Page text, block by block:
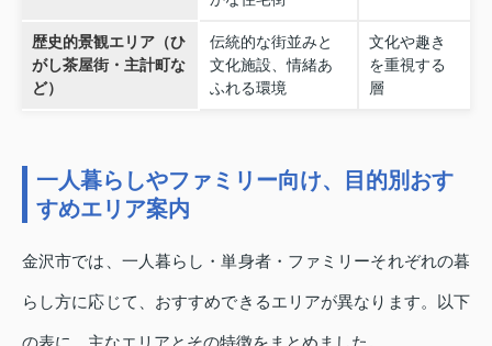
歴史的景観エリア（ひ
がし茶屋街・主計町な
ど）
伝統的な街並みと
文化施設、情緒あ
ふれる環境
文化や趣き
を重視する
層
一人暮らしやファミリー向け、目的別おす
すめエリア案内
金沢市では、一人暮らし・単身者・ファミリーそれぞれの暮
らし方に応じて、おすすめできるエリアが異なります。以下